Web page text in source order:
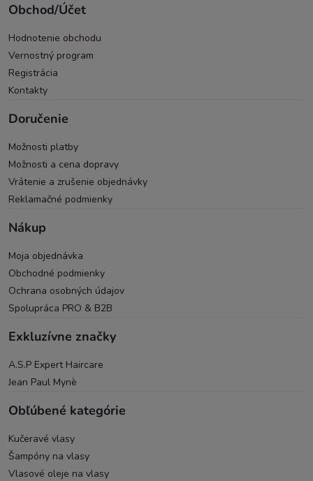
Obchod/Účet
Hodnotenie obchodu
Vernostný program
Registrácia
Kontakty
Doručenie
Možnosti platby
Možnosti a cena dopravy
Vrátenie a zrušenie objednávky
Reklamačné podmienky
Nákup
Moja objednávka
Obchodné podmienky
Ochrana osobných údajov
Spolupráca PRO & B2B
Exkluzívne značky
A.S.P Expert Haircare
Jean Paul Mynè
Obľúbené kategórie
Kučeravé vlasy
Šampóny na vlasy
Vlasové oleje na vlasy